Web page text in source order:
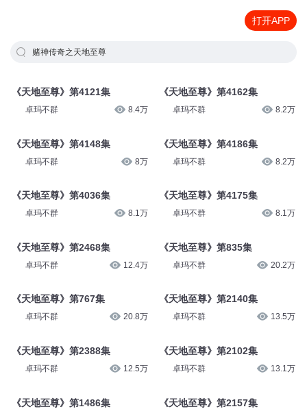
打开APP
赌神传奇之天地至尊
《天地至尊》第4121集
卓玛不群 8.4万
《天地至尊》第4148集
卓玛不群 8万
《天地至尊》第4036集
卓玛不群 8.1万
《天地至尊》第2468集
卓玛不群 12.4万
《天地至尊》第767集
卓玛不群 20.8万
《天地至尊》第2388集
卓玛不群 12.5万
《天地至尊》第1486集
《天地至尊》第4162集
卓玛不群 8.2万
《天地至尊》第4186集
卓玛不群 8.2万
《天地至尊》第4175集
卓玛不群 8.1万
《天地至尊》第835集
卓玛不群 20.2万
《天地至尊》第2140集
卓玛不群 13.5万
《天地至尊》第2102集
卓玛不群 13.1万
《天地至尊》第2157集